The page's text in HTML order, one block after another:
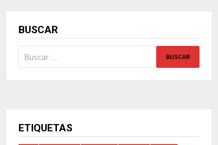
BUSCAR
Buscar:
ETIQUETAS